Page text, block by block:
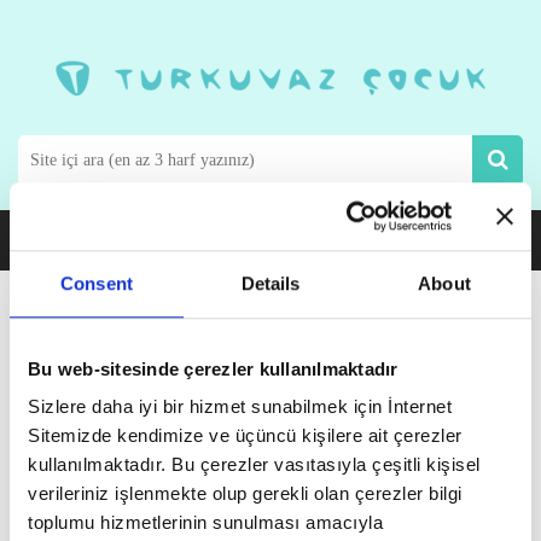
Consent Details About
Bu web-sitesinde çerezler kullanılmaktadır
Sizlere daha iyi bir hizmet sunabilmek için İnternet
Sitemizde kendimize ve üçüncü kişilere ait çerezler
kullanılmaktadır. Bu çerezler vasıtasıyla çeşitli kişisel
verileriniz işlenmekte olup gerekli olan çerezler bilgi
toplumu hizmetlerinin sunulması amacıyla
Alime Seyman
16 Mart 1997 doğumlu. Grafik tasarım alanındaki yolculuğuna lise
yıllarında Anadolu Meslek Lisesi’nde başladı. Fatih Sultan Mehmet
Vakıf Üniversitesi Güzel Sanatlar | Grafik Tasarım Bölümü’nden
mezun oldu.
Kariyerine lise son sınıfta Grafikhane Reklam Ajansı’nda staj